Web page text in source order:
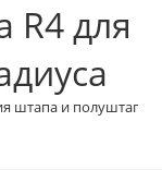
R4 для
штапа и полуштапов